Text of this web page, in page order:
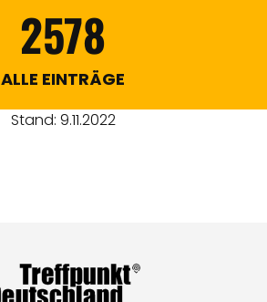
2578
ALLE EINTRÄGE
Stand: 9.11.2022